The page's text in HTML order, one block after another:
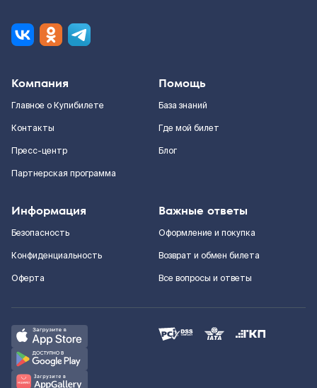
Компания
Главное о Купибилете
Контакты
Пресс-центр
Партнерская программа
Помощь
База знаний
Где мой билет
Блог
Информация
Безопасность
Конфиденциальность
Оферта
Важные ответы
Оформление и покупка
Возврат и обмен билета
Все вопросы и ответы